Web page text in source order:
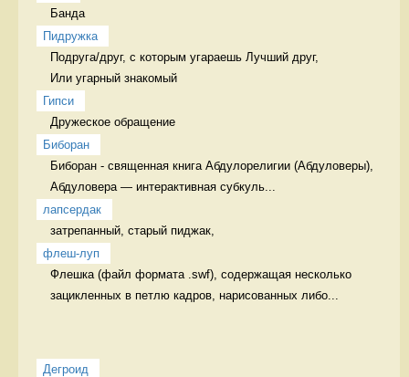
Банда
Пидружка
Подруга/друг, с которым угараешь Лучший друг,
Или угарный знакомый
Гипси
Дружеское обращение
Биборан
Биборан - священная книга Абдулорелигии (Абдуловеры),
Абдуловера — интерактивная субкуль...
лапсердак
затрепанный, старый пиджак,
флеш-луп
Флешка (файл формата .swf), содержащая несколько
зацикленных в петлю кадров, нарисованных либо...
Дегроид